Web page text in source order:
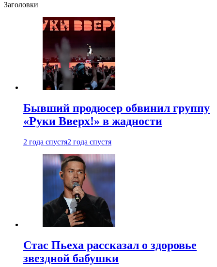
Заголовки
Бывший продюсер обвинил группу
«Руки Вверх!» в жадности
2 года спустя2 года спустя
Стас Пьеха рассказал о здоровье
звездной бабушки